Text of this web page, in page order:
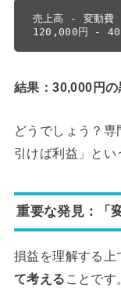
売上高 - 変動
結果：30,000円の
どうでしょう？
引けば利益」とい
重要な発見：「
損益を理解する上
て考える ことです